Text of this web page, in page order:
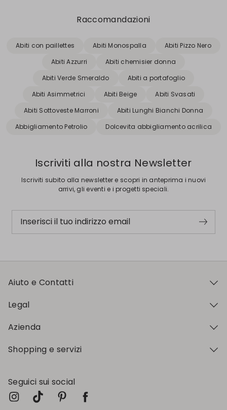
Raccomandazioni
Abiti con paillettes Abiti Monospalla
Abiti Pizzo Nero
Abiti Azzurri
Abiti chemisier donna
Abiti Verde Smeraldo
Abiti a portafoglio
Abiti Asimmetrici
Abiti Beige
Abiti Svasati
Abiti Sottoveste Marroni
Abiti Lunghi Bianchi Donna
Abbigliamento Petrolio
Dolcevita abbigliamento acrilica
Iscriviti alla nostra Newsletter
Iscriviti subito alla newsletter e scopri in anteprima i nuovi
arrivi, gli eventi e i progetti speciali.
Inserisci il tuo indirizzo email
Aiuto e Contatti
Legal
Azienda
Shopping e servizi
Seguici sui social